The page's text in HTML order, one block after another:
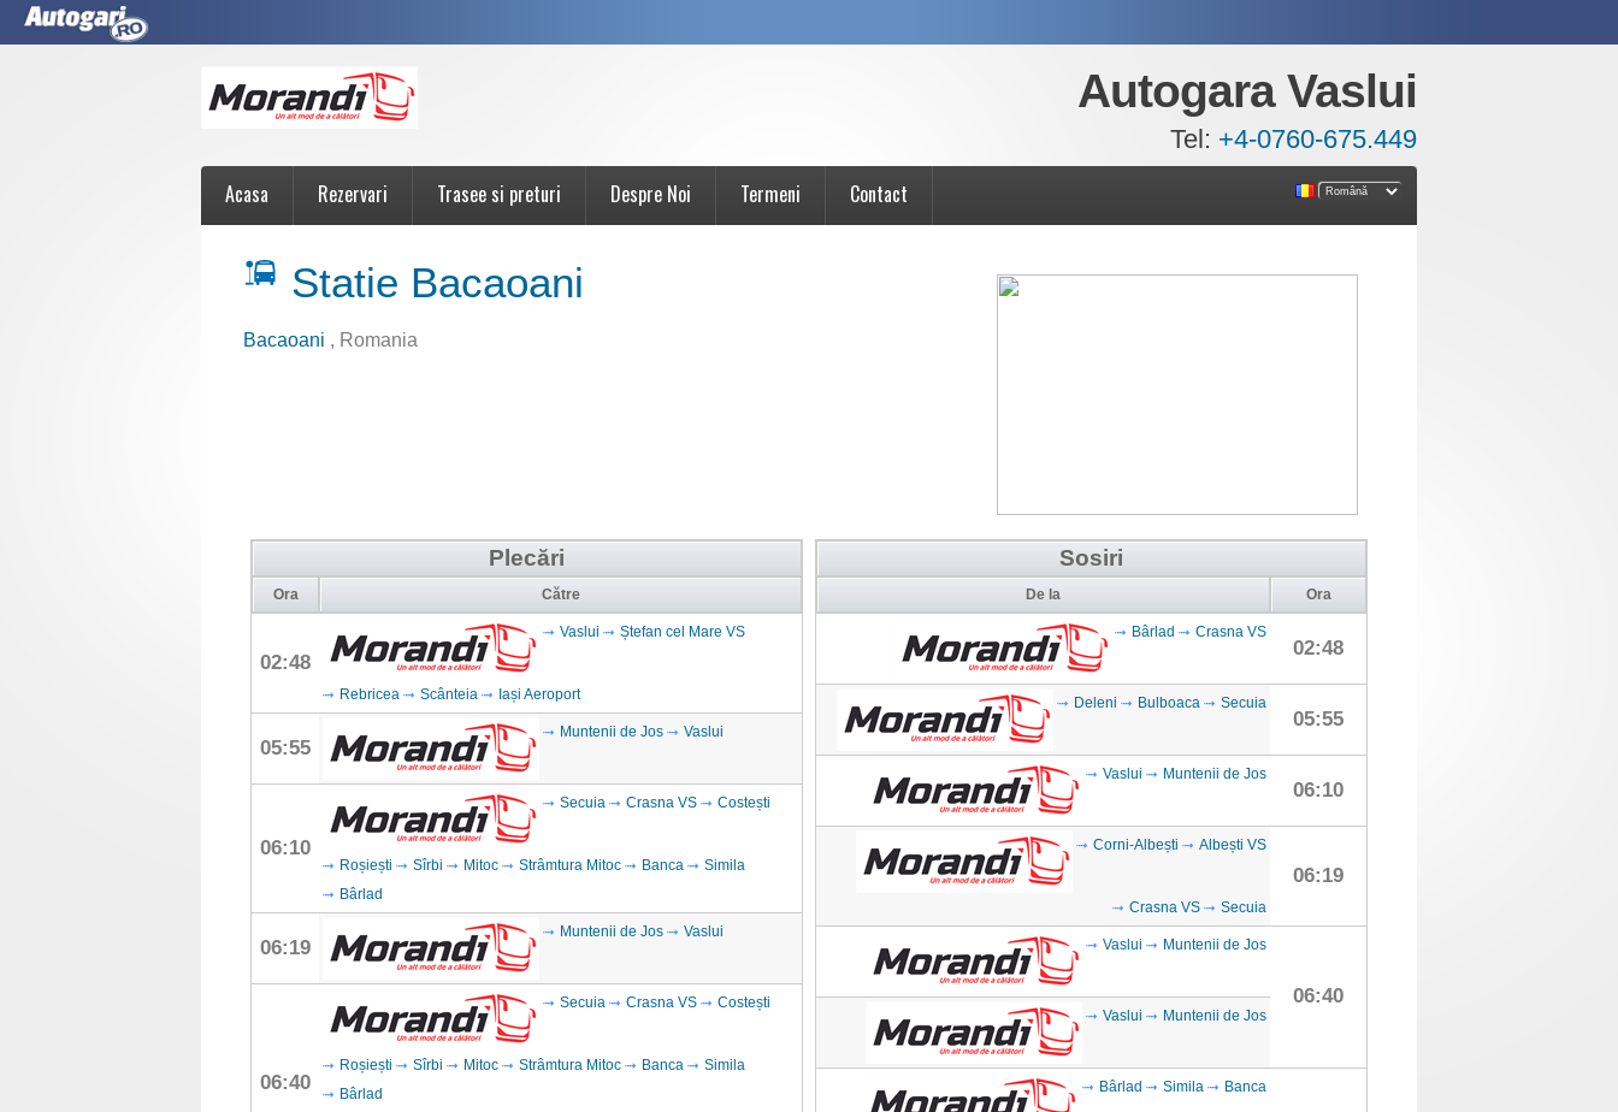
Autogara Vaslui
Tel: +4-0760-675.449
Acasa Rezervari Trasee si preturi Despre Noi Termeni Contact
Statie Bacaoani
Bacaoani , Romania
Plecări
Ora Către
02:48
Vaslui Ștefan cel Mare VS
Rebricea Scânteia Iași Aeroport
05:55
Muntenii de Jos Vaslui
06:10
Secuia Crasna VS Costești
Roșiești Sîrbi Mitoc Strâmtura Mitoc Banca
Simila
Bârlad
06:19
Muntenii de Jos Vaslui
06:40
Secuia Crasna VS Costești
Roșiești Sîrbi Mitoc Strâmtura Mitoc Banca
Simila
Bârlad
Sosiri
De la Ora
Bârlad Crasna VS
02:48
Deleni Bulboaca Secuia
05:55
Vaslui Muntenii de Jos
06:10
Corni-Albești Albești VS
Crasna VS Secuia
06:19
Vaslui Muntenii de Jos
06:40
Vaslui Muntenii de Jos
Bârlad Simila Banca